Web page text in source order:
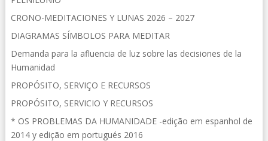
CRONO-MEDITACIONES Y LUNAS 2026 – 2027
DIAGRAMAS SÍMBOLOS PARA MEDITAR
Demanda para la afluencia de luz sobre las decisiones de la
Humanidad
PROPÓSITO, SERVIÇO E RECURSOS
PROPÓSITO, SERVICIO Y RECURSOS
* OS PROBLEMAS DA HUMANIDADE -edição em espanhol de
2014 y edição em portugués 2016